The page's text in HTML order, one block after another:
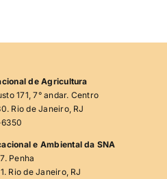
de Agricultura
171, 7° andar. Centro
Rio de Janeiro, RJ
6350
e Ambiental da SNA
Penha
Rio de Janeiro, RJ